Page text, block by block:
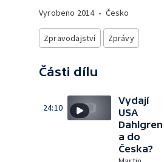
Vyrobeno 2014• Česko
Zpravodajství Zprávy
Části dílu
24:10
Vydají
USA
Dahlgren
a do
Česka?